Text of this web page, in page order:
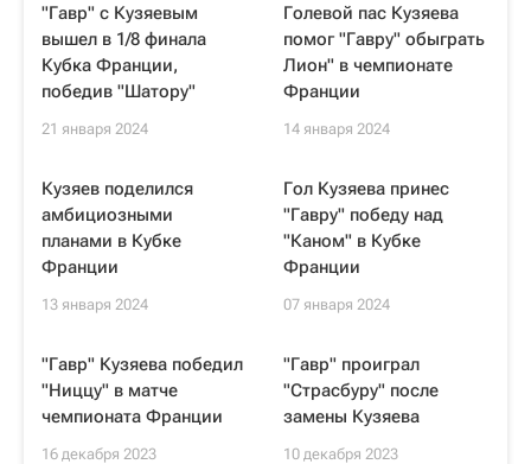
"Гавр" с Кузяевым
вышел в 1/8 финала
Кубка Франции,
победив "Шатору"
21 января 2024
Голевой пас Кузяева
помог "Гавру" обыграть
Лион" в чемпионате
Франции
14 января 2024
Кузяев поделился
амбициозными
планами в Кубке
Франции
13 января 2024
Гол Кузяева принес
"Гавру" победу над
"Каном" в Кубке
Франции
07 января 2024
"Гавр" Кузяева победил
"Ниццу" в матче
чемпионата Франции
16 декабря 2023
"Гавр" проиграл
"Страсбуру" после
замены Кузяева
10 декабря 2023